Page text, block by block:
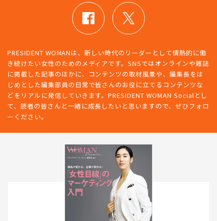
PRESIDENT WOMANは、新しい時代のリーダーとして情熱的に働
き続けたい女性のためのメディアです。SNSではオンラインや雑誌
に掲載した記事のほかに、コンテンツの取材風景や、編集長をは
じめとした編集部員の日常で皆さんのお役に立てるコンテンツな
どをリアルに発信していきます。PRESIDENT WOMAN Socialとし
て、読者の皆さんと一緒に成長したいと思いますので、ぜひフォロ
ーください。